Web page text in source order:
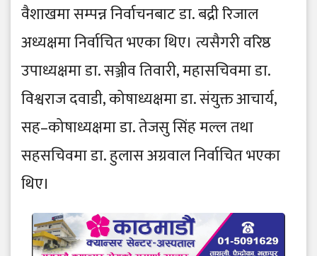
वैशाखमा सम्पन्न निर्वाचनबाट डा. बद्री रिजाल
अध्यक्षमा निर्वाचित भएका थिए। त्यसैगरी वरिष्ठ
उपाध्यक्षमा डा. सञ्जीव तिवारी, महासचिवमा डा.
विश्वराज दवाडी, कोषाध्यक्षमा डा. संयुक्त आचार्य,
सह–कोषाध्यक्षमा डा. तेजसु सिंह मल्ल तथा
सहसचिवमा डा. हुलास अग्रवाल निर्वाचित भएका
थिए।